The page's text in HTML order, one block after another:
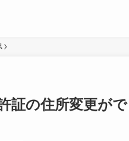
証の住所変更が